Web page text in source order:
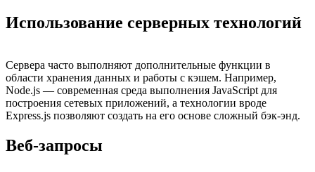
Использование серверных технологий
Сервера часто выполняют дополнительные функции в
области хранения данных и работы с кэшем. Например,
Node.js — современная среда выполнения JavaScript для
построения сетевых приложений, а технологии вроде
Express.js позволяют создать на его основе сложный бэк-энд.
Веб-запросы